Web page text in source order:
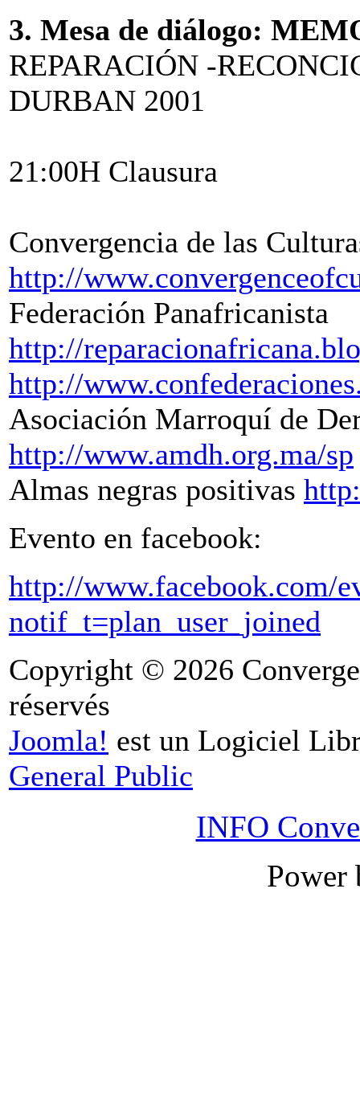
3. Mesa de diálogo:
REPARACIÓN -
DURBAN 2001
21:00H Clausura
Convergencia de las
http://
Federación Panafricanista
http://
http://
Asociación Marroquí de
http://www.amdh.org.ma/sp
Almas negras positivas
Evento en facebook:
http://www.facebook.com/
notif_t=plan_user_joined
Copyright © 2026
réservés
Joomla! est un Logiciel
General Public
INFO